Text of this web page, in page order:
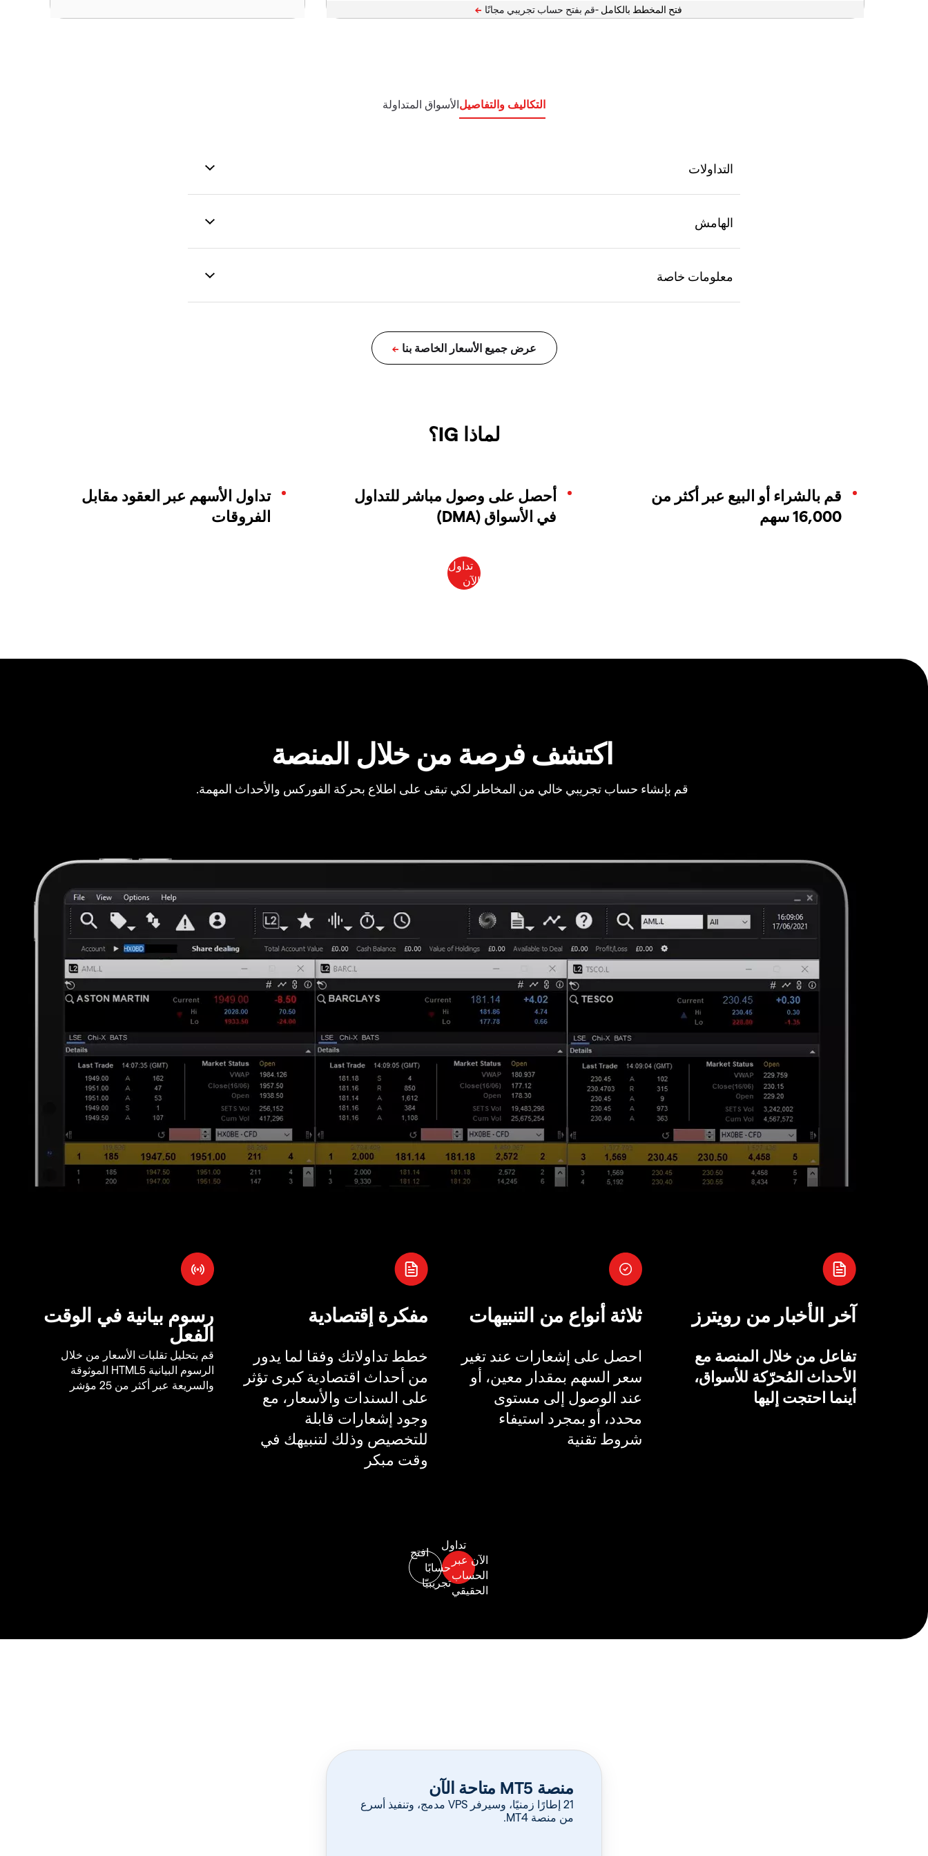
فتح المخطط بالكامل -
التكاليف والتفاصيلالأسواق المتداولة
لماذا IG؟
قم بالشراء أو البيع عبر أكثر من
16,000 سهم
أحصل على وصول مباشر للتداول
في الأسواق (DMA)
تداول الأسهم عبر العقود مقابل
الفروقات
اكتشف فرصة من خلال المنصة
قم بإنشاء حساب تجريبي خالي من المخاطر لكي تبقى على اطلاع بحركة الفوركس والأحداث المهمة.
آخر الأخبار من رويترز
تفاعل من خلال المنصة مع
الأحداث المُحرّكة للأسواق،
أينما احتجت إليها
ثلاثة أنواع من التنبيهات
احصل على إشعارات عند تغير
سعر السهم بمقدار معين، أو
عند الوصول إلى مستوى
محدد، أو بمجرد استيفاء
شروط تقنية
مفكرة إقتصادية
خطط تداولاتك وفقا لما يدور
من أحداث اقتصادية كبرى تؤثر
على السندات والأسعار، مع
وجود إشعارات قابلة
للتخصيص وذلك لتنبيهك في
وقت مبكر
رسوم بيانية في الوقت
الفعل
قم بتحليل تقلبات الأسعار من خلال
الرسوم البيانية HTML5 الموثوقة
والسريعة عبر أكثر من 25 مؤشر
منصة MT5 متاحة الآن
‏21 إطارًا زمنيًا، وسيرفر VPS مدمج، وتنفيذ أسرع
من منصة MT4.